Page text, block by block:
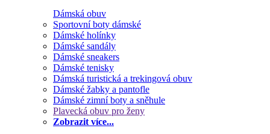
Dámská obuv
Sportovní boty dámské
Dámské holínky
Dámské sandály
Dámské sneakers
Dámské tenisky
Dámská turistická a trekingová obuv
Dámské žabky a pantofle
Dámské zimní boty a sněhule
Plavecká obuv pro ženy
Zobrazit více...